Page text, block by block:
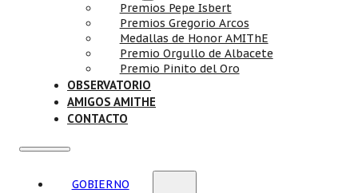
Premios Pepe Isbert
Premios Gregorio Arcos
Medallas de Honor AMIThE
Premio Orgullo de Albacete
Premio Pinito del Oro
OBSERVATORIO
AMIGOS AMITHE
CONTACTO
GOBIERNO